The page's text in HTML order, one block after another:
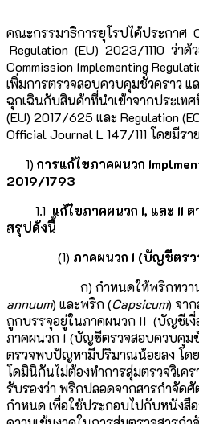
คณะกรรมาธิการยุโรปได้ประกาศ
Regulation (EU) 2023/1110 ว่าด้
Commission Implementing
เพิ่มการตรวจสอบควบคุมชั่วคราว
ฉุกเฉินกับสินค้าที่นำเข้าจากประเทศ
(EU) 2017/625 และ Regulation
Official Journal L 147/111 โดยมีรา
1) การแก้ไขภาคผนวก
2019/1793
1.1 แก้ไขภาคผนวก I, และ II ต
สรุปดังนี้
(1) ภาคผนวก I (บัญชีตรว
ก) กำหนดให้พริกหวาน
annuum) และพริก (Capsicum) จา
ถูกบรรจุอยู่ในภาคผนวก II (บัญชีเงื่
ภาคผนวก I (บัญชีตรวจสอบควบคุมชั่
ตรวจพบปัญหามีปริมาณน้อยลง โด
โดมินิกันไม่ต้องทำการสุ่มตรวจวิเค
รับรองว่า พริกปลอดจากสารกำจัด
กำหนด เพื่อใช้ประกอบไปกับหนังสื